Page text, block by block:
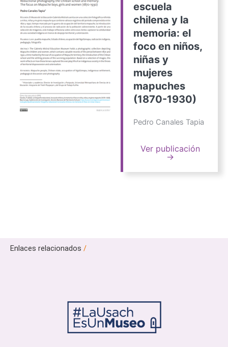
escuela
chilena y la
memoria: el
foco en niños,
niñas y
mujeres
mapuches
(1870-1930)
Pedro Canales Tapia
Ver publicación
→
Enlaces relacionados /